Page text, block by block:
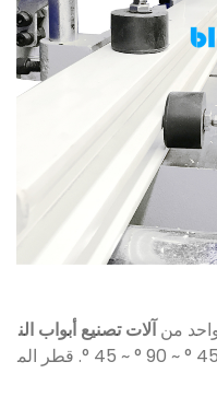
آلات تصنيع أبواب الن
، يمكنه قطع أي زوايا بين 45 ° ~ 90 ° ~ 45 °. قطر الم